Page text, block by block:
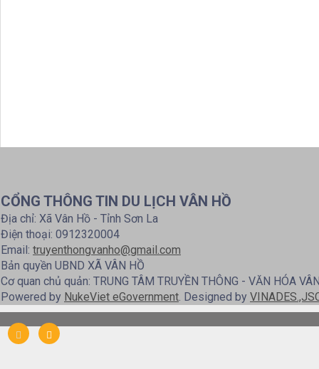
CỔNG THÔNG TIN DU LỊCH VÂN HỒ
Địa chỉ: Xã Vân Hồ - Tỉnh Sơn La
Điện thoại: 0912320004
Email: truyenthongvanho@gmail.com
Bản quyền UBND XÃ VÂN HỒ
Cơ quan chủ quản: TRUNG TÂM TRUYỀN THÔNG - VĂN HÓA
Powered by NukeViet eGovernment. Designed by